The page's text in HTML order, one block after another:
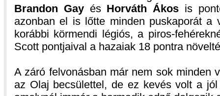
Brandon Gayés Horváth Ákos is
azonban el is lőtte minden puskaporát a
korábbi körmendi légiós, a piros-
Scott pontjaival a hazaiak 18 pontra
A záró felvonásban már nem sok minden
az Olaj becsülettel, de ez kevés volt a